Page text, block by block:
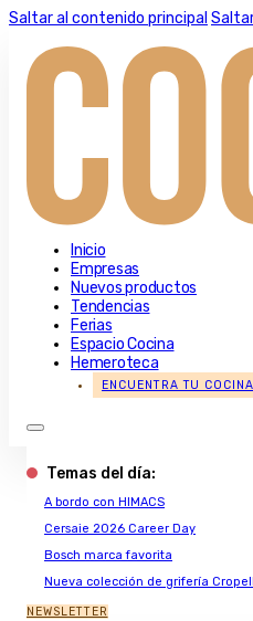
Saltar al contenido principal
Inicio
Empresas
Nuevos productos
Tendencias
Ferias
Espacio Cocina
Hemeroteca
ENCUENTRA TU COCINA
Temas del día:
A bordo con HIMACS
Cersaie 2026 Career Day
Bosch marca favorita
Nueva colección de grifería
NEWSLETTER